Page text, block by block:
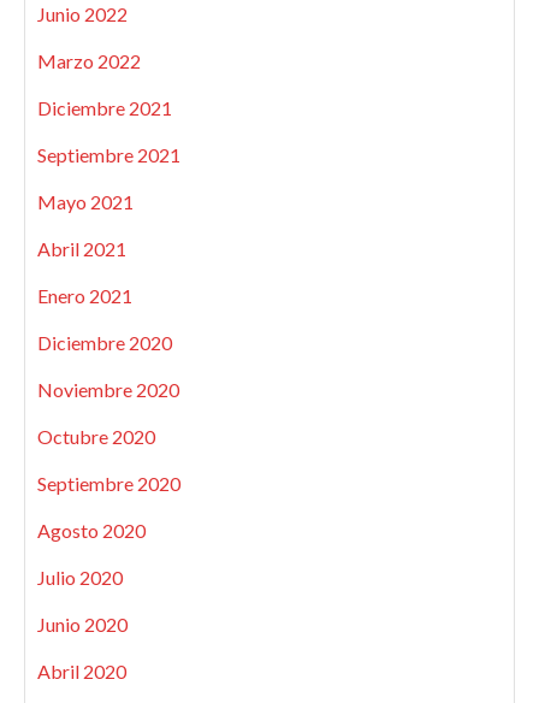
Junio 2022
Marzo 2022
Diciembre 2021
Septiembre 2021
Mayo 2021
Abril 2021
Enero 2021
Diciembre 2020
Noviembre 2020
Octubre 2020
Septiembre 2020
Agosto 2020
Julio 2020
Junio 2020
Abril 2020